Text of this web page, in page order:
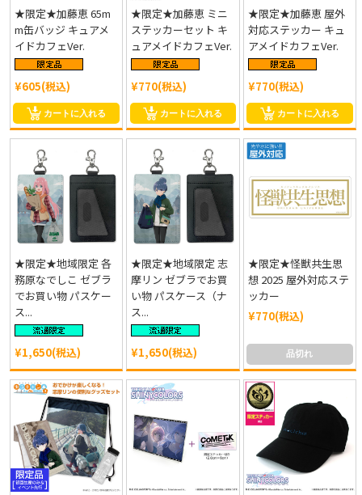
★限定★加藤恵 65m
m缶バッジ キュアメ
イドカフェVer.
¥605(税込)
カートに入れる
★限定★加藤恵 ミニ
ステッカーセット キ
ュアメイドカフェVer.
¥770(税込)
カートに入れる
★限定★加藤恵 屋外
対応ステッカー キュ
アメイドカフェVer.
¥770(税込)
カートに入れる
★限定★地域限定 各
務原なでしこ ゼブラ
でお買い物 パスケー
ス...
¥1,650(税込)
★限定★地域限定 志
摩リン ゼブラでお買
い物 パスケース（ナ
ス...
¥1,650(税込)
★限定★怪獣共生思
想 2025 屋外対応ステ
ッカー
¥770(税込)
品切れ